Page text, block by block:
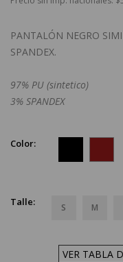
PANTALÓN NEGRO
SPANDEX.
97% PU (sintetico)
3% SPANDEX
Color:
Talle: S M
VER TABLA